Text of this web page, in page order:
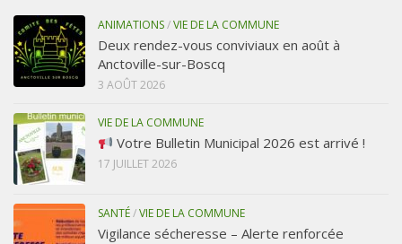
ANIMATIONS/VIE DE LA COMMUNE
Deux rendez-vous conviviaux en août à
Anctoville-sur-Boscq
3 AOÛT 2026
VIE DE LA COMMUNE
Votre Bulletin Municipal 2026 est arrivé !
17 JUILLET 2026
SANTÉ/VIE DE LA COMMUNE
Vigilance sécheresse – Alerte renforcée